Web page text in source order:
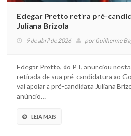
Edegar Pretto retira pré-
Juliana Brizola
9 de abril de 2026 porGuilherme
Edegar Pretto, do PT, anunciou
retirada de sua pré-candidatura ao
vai apoiar a pré-candidata Juliana
anúncio…
LEIA MAIS